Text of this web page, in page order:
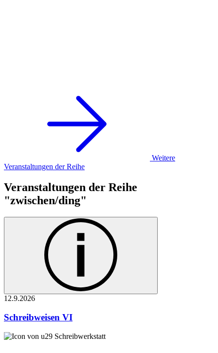
Weitere
Veranstaltungen der Reihe
Veranstaltungen der Reihe
"zwischen/ding"
12.9.2026
Schreibweisen VI
Schreibwerkstatt